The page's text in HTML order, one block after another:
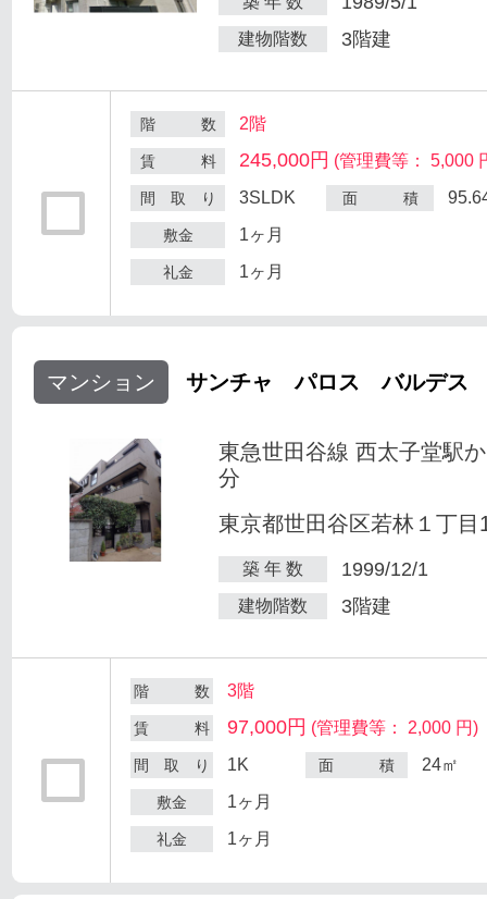
建物階数 3階建
階 数 2階
賃 料 245,000円 (管理費等： 5,000
間 取 り 3SLDK 面 積
敷金 1ヶ月
礼金 1ヶ月
マンション サンチャ パロス バルデス
東急世田谷線 西太子堂駅
分
東京都世田谷区若林１丁目
築 年 数 1999/12/1
建物階数 3階建
階 数 3階
賃 料 97,000円 (管理費等： 2,000 円)
間 取 り 1K 面 積 24㎡
敷金 1ヶ月
礼金 1ヶ月